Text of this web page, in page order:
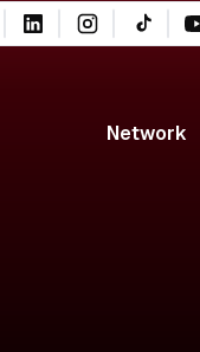
Network